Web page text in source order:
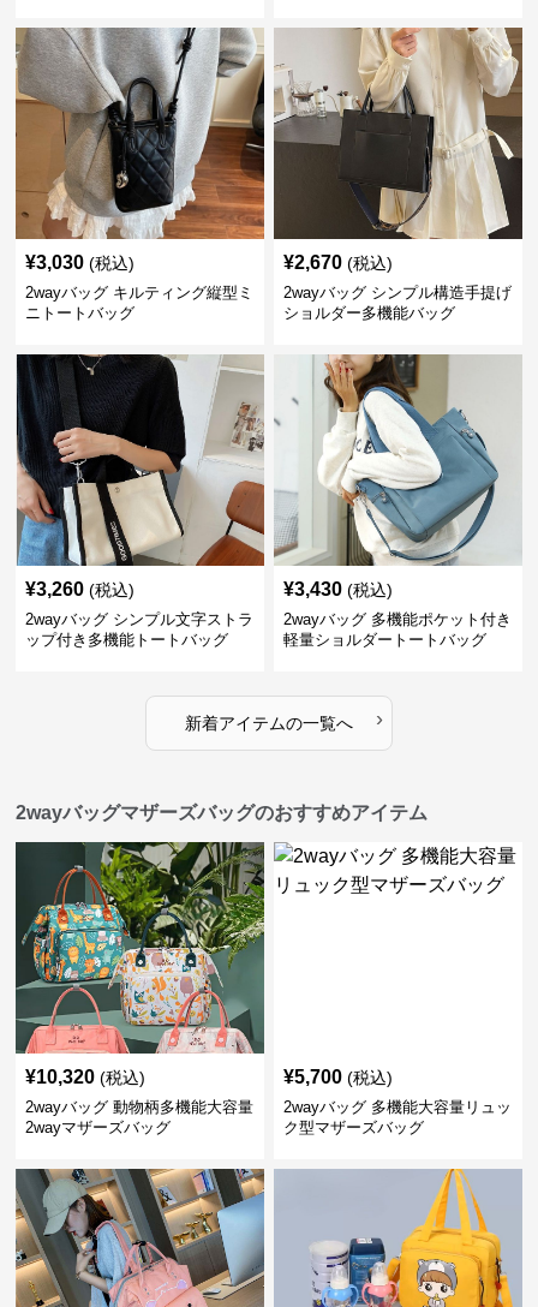
¥3,030 (税込)
2wayバッグ キルティング縦型ミ
ニトートバッグ
¥2,670 (税込)
2wayバッグ シンプル構造手提げ
ショルダー多機能バッグ
¥3,260 (税込)
2wayバッグ シンプル文字ストラ
ップ付き多機能トートバッグ
¥3,430 (税込)
2wayバッグ 多機能ポケット付き
軽量ショルダートートバッグ
新着アイテムの一覧へ ›
2wayバッグマザーズバッグのおすすめアイテム
¥10,320 (税込)
2wayバッグ 動物柄多機能大容量
2wayマザーズバッグ
¥5,700 (税込)
2wayバッグ 多機能大容量リュッ
ク型マザーズバッグ